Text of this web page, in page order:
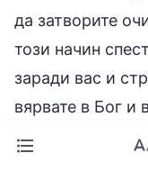
да затворите
този начин
заради вас и
вярвате в Бог и
Неговите